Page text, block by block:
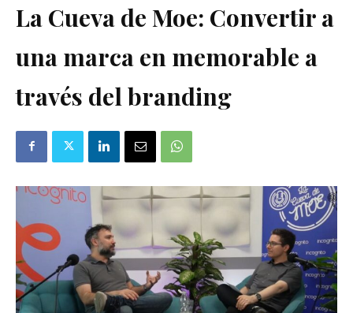
La Cueva de Moe: Convertir a
una marca en memorable a
través del branding